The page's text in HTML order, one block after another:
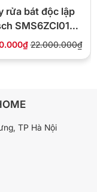
quả hoạt động
vấn đề của bát đĩa
hưởng đến chất
mưa. Ngay cả vào
lớn, kể cả với những
rửa bát độc lập
SMS6ZCI01P
Seri 622.000.000₫
TP Hà Nội